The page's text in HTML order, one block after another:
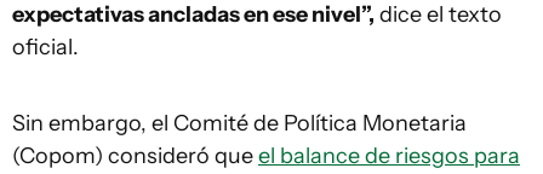
expectativas ancladas en ese nivel”, dice el texto
oficial.
Sin embargo, el Comité de Política Monetaria
(Copom) consideró queel balance de riesgos para